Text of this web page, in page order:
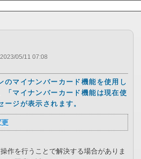
05/11 07:08
のマイナンバーカード機能を使用し
「マイナンバーカード機能は現在使
ージが表示されます。
更
作を行うことで解決する場合がありま